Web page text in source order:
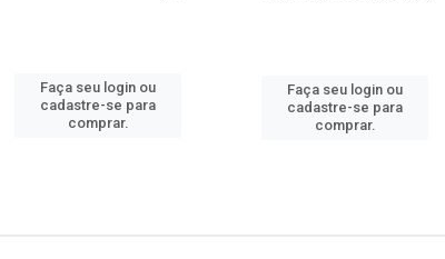
Faça seu login ou
cadastre-se para
comprar.
Faça seu login ou
cadastre-se para
comprar.